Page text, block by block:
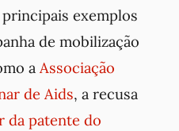
exemplos
de mobilização
a Associação
de Aids, a recusa
da patente do